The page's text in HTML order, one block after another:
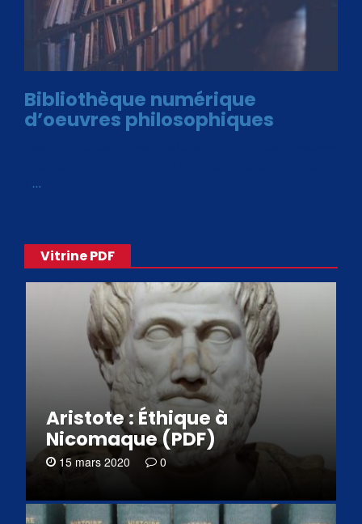
Bibliothèque numérique
d’oeuvres philosophiques
…
Vitrine PDF
Aristote : Éthique à
Nicomaque (PDF)
15 mars 2020 0